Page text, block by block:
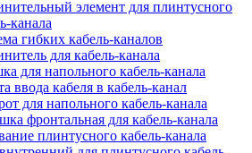
элемент для плинтусного
канала
гибких кабель-каналов
для кабель-канала
для напольного кабель-канала
ввода кабеля в кабель-канал
для напольного кабель-канала
фронтальная для кабель-канала
плинтусного кабель-канала